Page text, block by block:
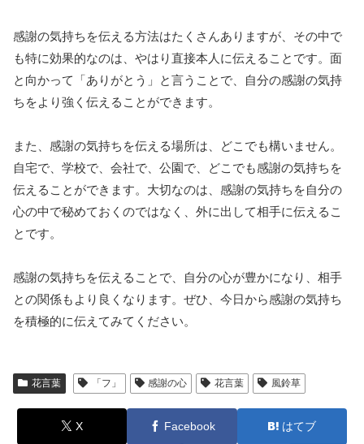
感謝の気持ちを伝える方法はたくさんありますが、その中で
も特に効果的なのは、やはり直接本人に伝えることです。面
と向かって「ありがとう」と言うことで、自分の感謝の気持
ちをより強く伝えることができます。
また、感謝の気持ちを伝える場所は、どこでも構いません。
自宅で、学校で、会社で、公園で、どこでも感謝の気持ちを
伝えることができます。大切なのは、感謝の気持ちを自分の
心の中で秘めておくのではなく、外に出して相手に伝えるこ
とです。
感謝の気持ちを伝えることで、自分の心が豊かになり、相手
との関係もより良くなります。ぜひ、今日から感謝の気持ち
を積極的に伝えてみてください。
花言葉 「フ」 感謝の心 花言葉 風鈴草
X Facebook はてブ